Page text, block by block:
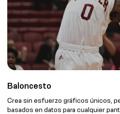
Baloncesto
Crea sin esfuerzo gráficos únicos,
basados en datos para cualquier